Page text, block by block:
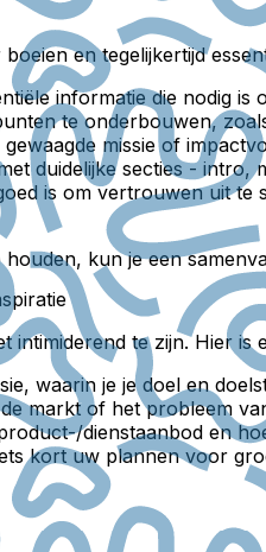
en tegelijkertijd
informatie die nodig
te onderbouwen,
missie of
duidelijke secties - intro,
is om vertrouwen uit te
kun je een
intimiderend te zijn. Hier is
waarin je je doel en
markt of het probleem
dienstaanbod en
kort uw plannen voor